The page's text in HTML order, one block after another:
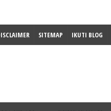
SITEMAP IKUTI BLOG